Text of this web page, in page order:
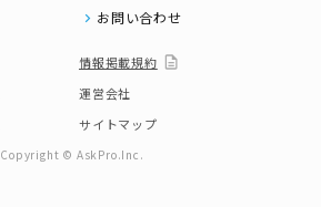
お問い合わせ
情報掲載規約
運営会社
サイトマップ
Copyright © AskPro.Inc.